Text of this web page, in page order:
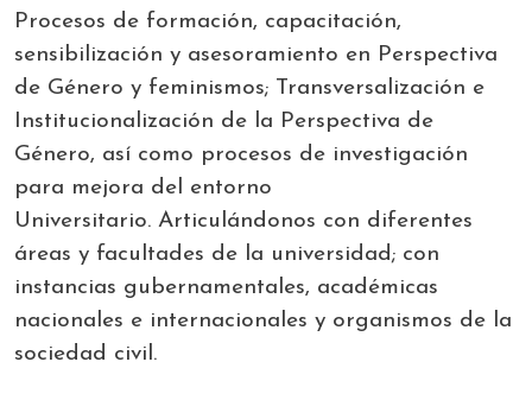
Procesos de formación, capacitación,
sensibilización y asesoramiento en Perspectiva
de Género y feminismos; Transversalización e
Institucionalización de la Perspectiva de
Género, así como procesos de investigación
para mejora del entorno
Universitario. Articulándonos con diferentes
áreas y facultades de la universidad; con
instancias gubernamentales, académicas
nacionales e internacionales y organismos de la
sociedad civil.